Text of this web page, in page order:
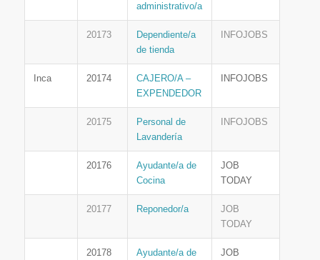
administrativo/a
20173
Dependiente/a
de tienda
INFOJOBS
Inca 20174
CAJERO/A –
EXPENDEDOR
INFOJOBS
20175
Personal de
Lavandería
INFOJOBS
20176
Ayudante/a de
Cocina
JOB
TODAY
20177 Reponedor/a
JOB
TODAY
20178 Ayudante/a de JOB